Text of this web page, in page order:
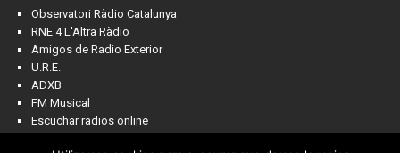
Observatori Ràdio Catalunya
RNE 4 L'Altra Ràdio
Amigos de Radio Exterior
U.R.E.
ADXB
FM Musical
Escuchar radios online